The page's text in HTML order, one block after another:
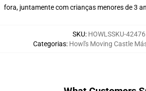
fora, juntamente com crianças menores de 3
SKU: HOWLSSKU-42476
Categorias: Howl's Moving Castle